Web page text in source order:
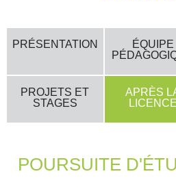
Le mot du Directeur
L'historique de l'IUT
Les conseils et instances
NOS
LES
NOS BUT
PRÉSENTATION
ÉQUIPE
PROJETS ET
STAGES
APRÈS
LICENCE
POURSUITE